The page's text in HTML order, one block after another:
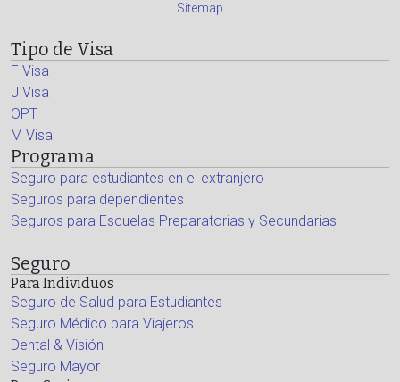
Sitemap
Tipo de Visa
F Visa
J Visa
OPT
M Visa
Programa
Seguro para estudiantes en el extranjero
Seguros para dependientes
Seguros para Escuelas Preparatorias y Secundarias
Seguro
Para Individuos
Seguro de Salud para Estudiantes
Seguro Médico para Viajeros
Dental & Visión
Seguro Mayor